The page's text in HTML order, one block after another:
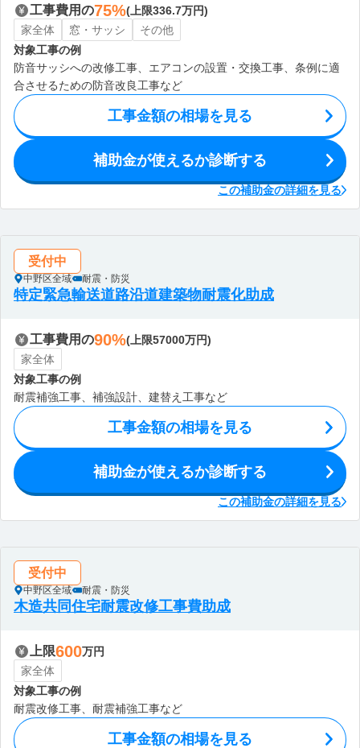
工事費用の75%(上限336.7万円)
家全体
窓・サッシ
その他
対象工事の例
防音サッシへの改修工事、エアコンの設置・交換工事、条例に適
合させるための防音改良工事など
工事金額の相場を見る
補助金が使えるか診断する
この補助金の詳細を見る
受付中
中野区全域 耐震・防災
特定緊急輸送道路沿道建築物耐震化助成
工事費用の90%(上限57000万円)
家全体
対象工事の例
耐震補強工事、補強設計、建替え工事など
工事金額の相場を見る
補助金が使えるか診断する
この補助金の詳細を見る
受付中
中野区全域 耐震・防災
木造共同住宅耐震改修工事費助成
上限600万円
家全体
対象工事の例
耐震改修工事、耐震補強工事など
工事金額の相場を見る